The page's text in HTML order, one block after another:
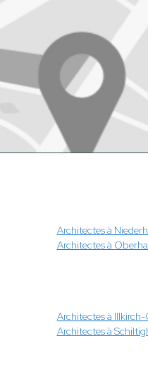
Architectes à
Architectes à
Architectes à
Architectes à